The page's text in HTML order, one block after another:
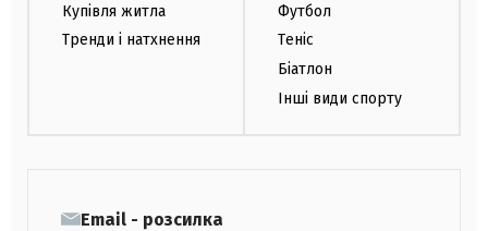
Купівля житла
Тренди і натхнення
Футбол
Теніс
Біатлон
Інші види спорту
Email - розсилка